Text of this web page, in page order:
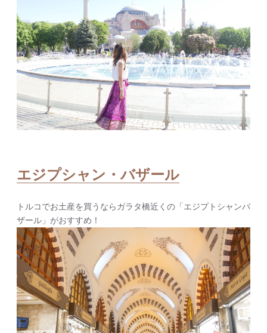
エジプシャン・バザール
トルコでお土産を買うならガラタ橋近くの「エジプトシャンバ
ザール」がおすすめ！